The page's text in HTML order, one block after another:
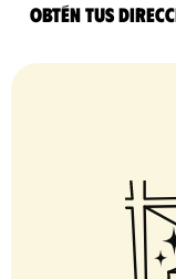
Obtén tus